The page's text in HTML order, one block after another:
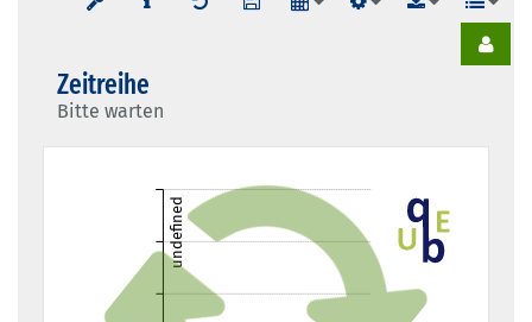
Zeitreihe
Bitte warten
undefined